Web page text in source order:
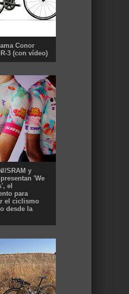
Conor
3 (con vídeo)
SRAM y
'We
el
para
el ciclismo
desde la